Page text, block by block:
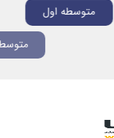
متوسطه اول